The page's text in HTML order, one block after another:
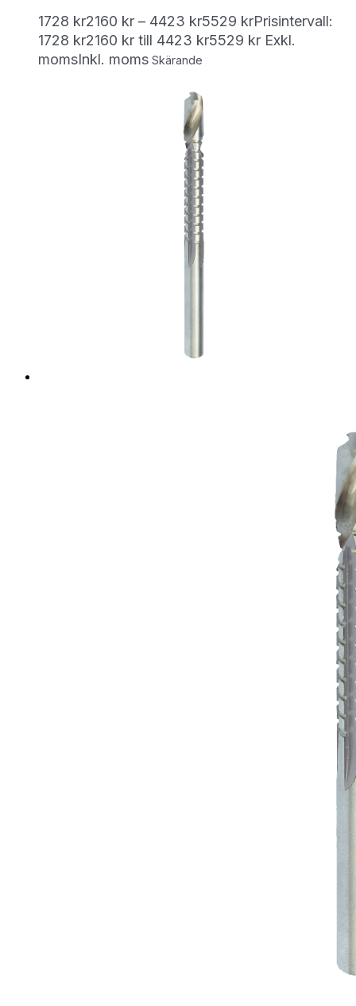
1728 kr2160 kr – 4423 kr5529 krPrisintervall:
1728 kr2160 kr till 4423 kr5529 kr Exkl.
momsInkl. moms Skärande